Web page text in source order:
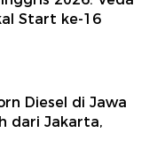
Start ke-16
Diesel di Jawa
dari Jakarta,